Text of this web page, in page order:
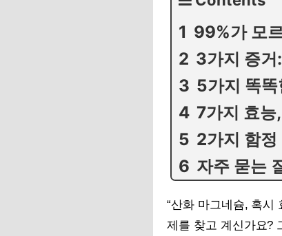
99%가 모
3가지 증거
5가지 똑똑
7가지 효능
2가지 함정
자주 묻는
“산화 마그네슘, 혹시
제를 찾고 계신가요?